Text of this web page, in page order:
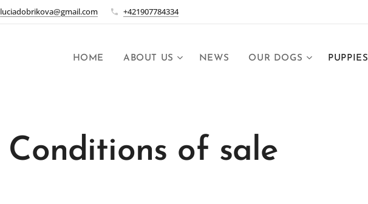
luciadobrikova@gmail.com +421907784334
HOME ABOUT US NEWS OUR DOGS PUPPIES
Conditions of sale